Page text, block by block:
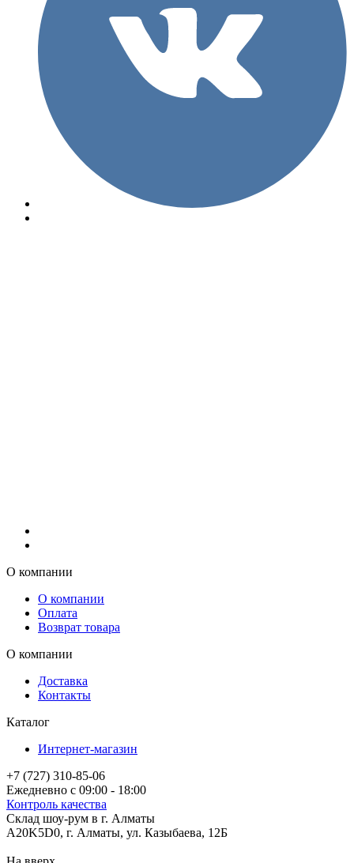
О компании
О компании
Оплата
Возврат товара
О компании
Доставка
Контакты
Каталог
Интернет-магазин
+7 (727) 310-85-06
Ежедневно с 09:00 - 18:00
Контроль качества
Склад шоу-рум в г. Алматы
A20K5D0, г. Алматы, ул. Казыбаева, 12Б